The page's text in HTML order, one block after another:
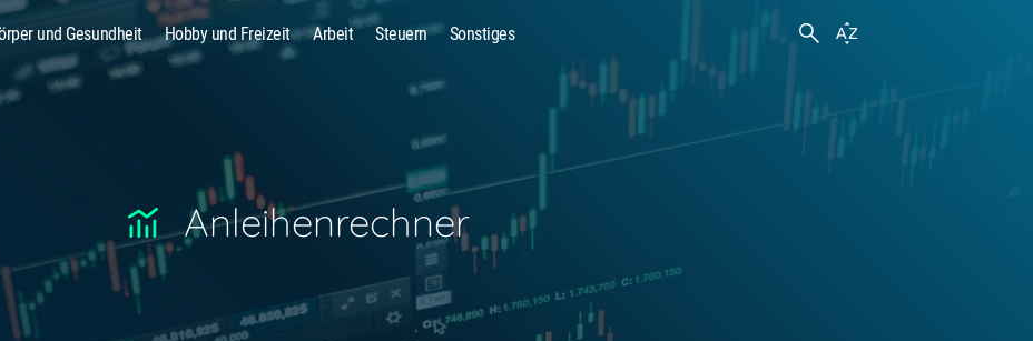
und Gesundheit Hobby und Freizeit Arbeit Steuern Sonstiges
Anleihenrechner